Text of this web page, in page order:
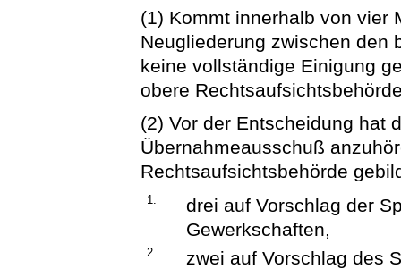
(1) Kommt innerhalb von vier
Neugliederung zwischen den
keine vollständige Einigung
obere
(2) Vor der Entscheidung hat
Übernahmeausschuß
Rechtsaufsichtsbehörde
1.
drei auf Vorschlag der
Gewerkschaften,
2. zwei auf Vorschlag des